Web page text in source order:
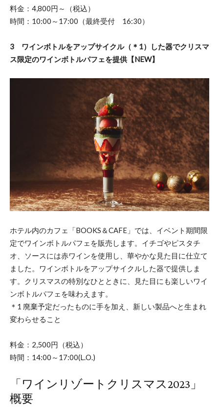
料金：4,800円～（税込）
時間：10:00～17:00（最終受付 16:30）
3 ワインボトルをアップサイクル（＊1）した器でクリスマ
ス限定のワインボトルパフェを提供【NEW】
ホテル内のカフェ「BOOKS＆CAFE」では、イベント期間限
定でワインボトルパフェを販売します。イチゴやピスタチ
オ、ソースには赤ワインを使用し、華やかな見た目に仕立て
ました。ワインボトルをアップサイクルした器で提供しま
す。クリスマスの特別なひとときに、見た目にも楽しいワイ
ンボトルパフェを味わえます。
＊1 廃棄予定だったものに手を加え、新しい製品へと生まれ
変わらせること
料金：2,500円（税込）
時間：14:00～17:00(L.O.)
「ワインリゾートクリスマス2023」
概要